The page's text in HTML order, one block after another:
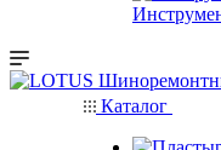
Каталог